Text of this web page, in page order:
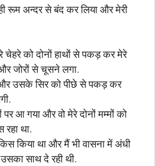
रूम अन्दर से बंद कर लिया और मेरी
को दोनों हाथों से पकड़ कर मेरे
जोरों से चूसने लगा.
उसके सिर को पीछे से पकड़ कर
आ गया और वो मेरे दोनों मम्मों को
रहा था.
किया था और मैं भी वासना में अंधी
साथ दे रही थी.